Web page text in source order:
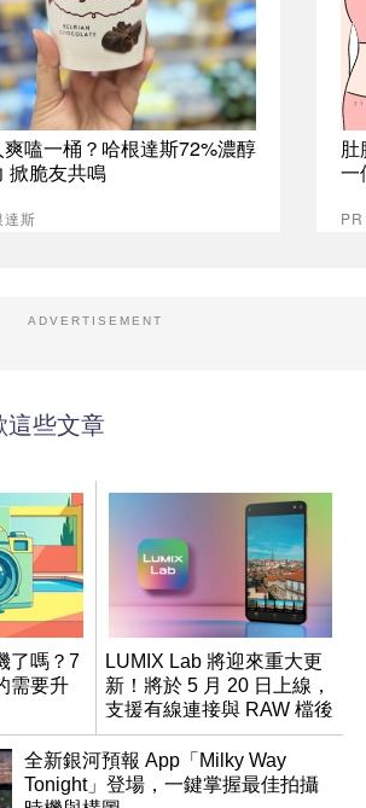
嗑一桶？哈根達斯72%濃醇
掀脆友共鳴
達斯
肚
一
ADVERTISEMENT
這些文章
了嗎？7
需要升
LUMIX Lab 將迎來重大更
新！將於 5 月 20 日上線，
支援有線連接與 RAW 檔後
製
全新銀河預報 App「Milky Way
Tonight」登場，一鍵掌握最佳拍攝